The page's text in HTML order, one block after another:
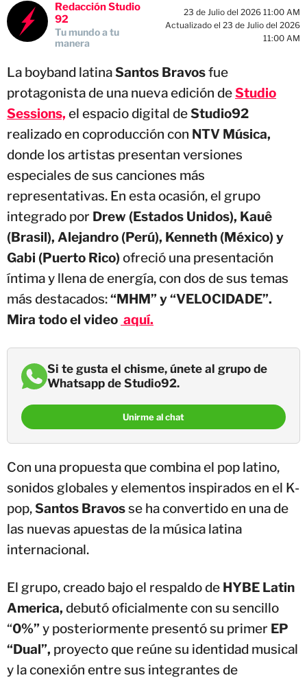
Redacción Studio
92
Tu mundo a tu
manera
23 de Julio del 2026 11:00 AM
Actualizado el 23 de Julio del 2026
11:00 AM
La boyband latinaSantos Bravosfue
protagonista de una nueva edición deStudio
Sessions, el espacio digital deStudio92
realizado en coproducción con NTV Música,
donde los artistas presentan versiones
especiales de sus canciones más
representativas. En esta ocasión, el grupo
integrado por Drew (Estados Unidos), Kauê
(Brasil), Alejandro (Perú), Kenneth (México) y
Gabi (Puerto Rico) ofreció una presentación
íntima y llena de energía, con dos de sus temas
más destacados:“MHM” y “VELOCIDADE”.
Mira todo el video aquí.
Si te gusta el chisme, únete al grupo de
Whatsapp de Studio92.
Unirme al chat
Con una propuesta que combina el pop latino,
sonidos globales y elementos inspirados en el K-
pop,Santos Bravosse ha convertido en una de
las nuevas apuestas de la música latina
internacional.
El grupo, creado bajo el respaldo de HYBE Latin
America, debutó oficialmente con su sencillo
“0%” y posteriormente presentó su primer EP
“Dual”, proyecto que reúne su identidad musical
y la conexión entre sus integrantes de